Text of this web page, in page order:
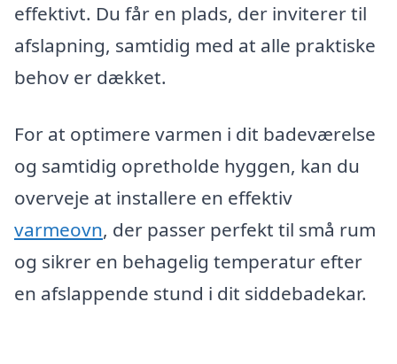
effektivt. Du får en plads, der inviterer til
afslapning, samtidig med at alle praktiske
behov er dækket.
For at optimere varmen i dit badeværelse
og samtidig opretholde hyggen, kan du
overveje at installere en effektiv
varmeovn, der passer perfekt til små rum
og sikrer en behagelig temperatur efter
en afslappende stund i dit siddebadekar.